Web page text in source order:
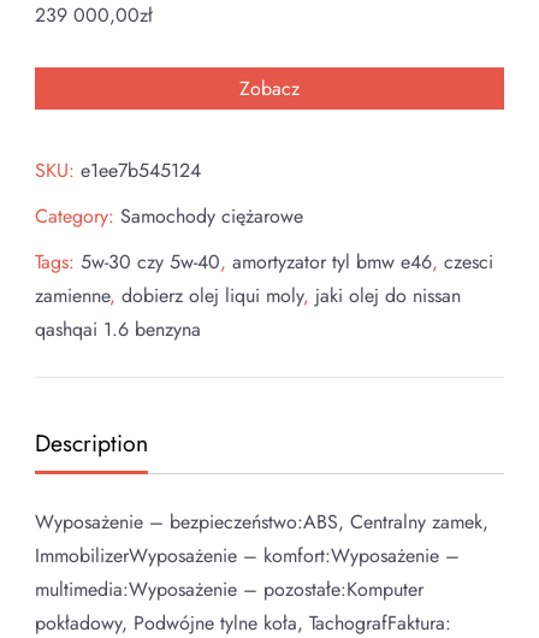
239 000,00zł
Zobacz
SKU: e1ee7b545124
Category: Samochody ciężarowe
Tags: 5w-30 czy 5w-40, amortyzator tyl bmw e46, czesci
zamienne, dobierz olej liqui moly, jaki olej do nissan
qashqai 1.6 benzyna
Description
Wyposażenie – bezpieczeństwo:ABS, Centralny zamek,
ImmobilizerWyposażenie – komfort:Wyposażenie –
multimedia:Wyposażenie – pozostałe:Komputer
pokładowy, Podwójne tylne koła, TachografFaktura: